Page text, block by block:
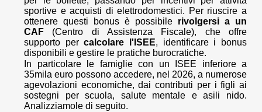
sportive e acquisti di elettrodomestici. Per riuscire a
ottenere questi bonus è possibile rivolgersi a un
CAF (Centro di Assistenza Fiscale), che offre
supporto percalcolare l'ISEE, identificare i bonus
disponibili e gestire le pratiche burocratiche.
In particolare le famiglie con un ISEE inferiore a
35mila euro possono accedere, nel 2026, a numerose
agevolazioni economiche, dai contributi per i figli ai
sostegni per scuola, salute mentale e asili nido.
Analizziamole di seguito.